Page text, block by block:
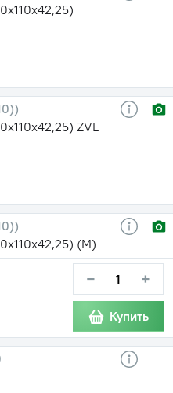
ZVL
(М)
− +
Купить